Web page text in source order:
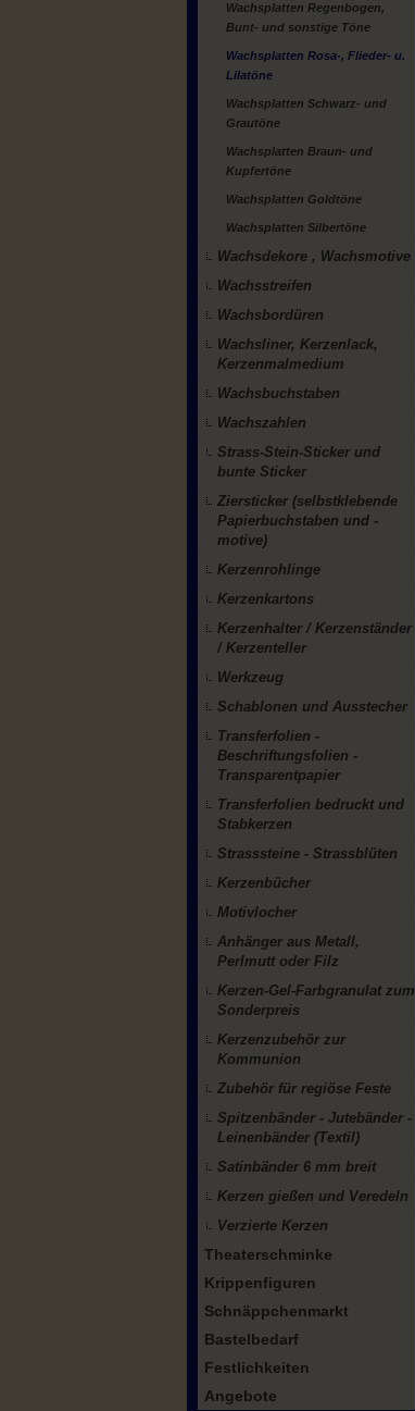
Wachsplatten Regenbogen,
Bunt- und sonstige Töne
Wachsplatten Rosa-, Flieder- u.
Lilatöne
Wachsplatten Schwarz- und
Grautöne
Wachsplatten Braun- und
Kupfertöne
Wachsplatten Goldtöne
Wachsplatten Silbertöne
Wachsdekore , Wachsmotive
Wachsstreifen
Wachsbordüren
Wachsliner, Kerzenlack,
Kerzenmalmedium
Wachsbuchstaben
Wachszahlen
Strass-Stein-Sticker und
bunte Sticker
Ziersticker (selbstklebende
Papierbuchstaben und -
motive)
Kerzenrohlinge
Kerzenkartons
Kerzenhalter / Kerzenständer
/ Kerzenteller
Werkzeug
Schablonen und Ausstecher
Transferfolien -
Beschriftungsfolien -
Transparentpapier
Transferfolien bedruckt und
Stabkerzen
Strasssteine - Strassblüten
Kerzenbücher
Motivlocher
Anhänger aus Metall,
Perlmutt oder Filz
Kerzen-Gel-Farbgranulat zum
Sonderpreis
Kerzenzubehör zur
Kommunion
Zubehör für regiöse Feste
Spitzenbänder - Jutebänder -
Leinenbänder (Textil)
Satinbänder 6 mm breit
Kerzen gießen und Veredeln
Verzierte Kerzen
Theaterschminke
Krippenfiguren
Schnäppchenmarkt
Bastelbedarf
Festlichkeiten
Angebote